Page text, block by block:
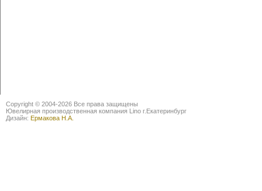
Copyright © 2004-2026 Все права защищены
Ювелирная производственная компания Lino г.Екатеринбург
Дизайн: Ермакова Н.А.